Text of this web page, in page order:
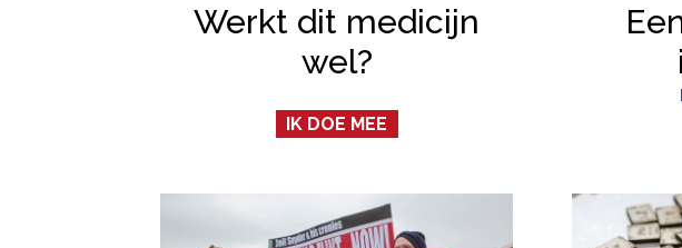
Werkt dit medicijn
wel?
IK DOE MEE